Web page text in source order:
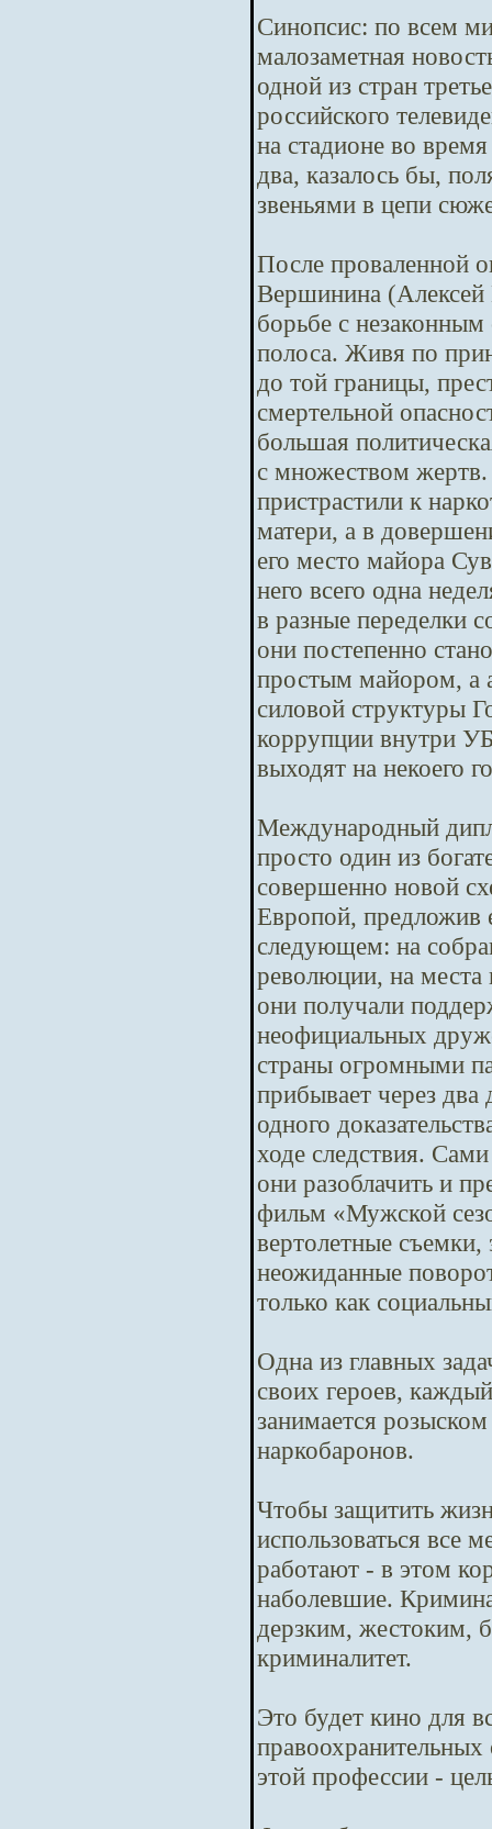
Синопсис: по всем
малозаметная
одной из стран
российского
на стадионе во
два, казалось бы,
звеньями в цепи
После проваленной
Вершинина (Алексей
борьбе с
полоса. Живя по
до той границы,
смертельной
большая
с множеством
пристрастили к
матери, а в
его место майора
него всего одна
в разные переделки
они постепенно
простым майором, а
силовой структуры
коррупции внутри
выходят на некоего
Международный
просто один из
совершенно новой
Европой, предложив
следующем: на
революции, на места
они получали
неофициальных
страны огромными
прибывает через
одного
ходе следствия.
они разоблачить и
фильм «Мужской
вертолетные
неожиданные
только как
Одна из главных
своих героев,
занимается
наркобаронов.
Чтобы защитить
использоваться все
работают - в этом
наболевшие.
дерзким, жестоким,
криминалитет.
Это будет кино для
этой профессии -